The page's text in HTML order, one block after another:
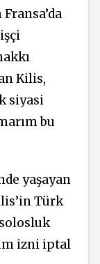
Kilis,
siyasi
bu
yaşayan
Türk
izni iptal